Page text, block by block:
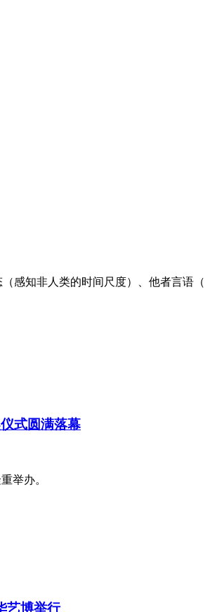
感知非人类的时间尺度）、他者言语
式圆满落幕
举办。
艺博举行